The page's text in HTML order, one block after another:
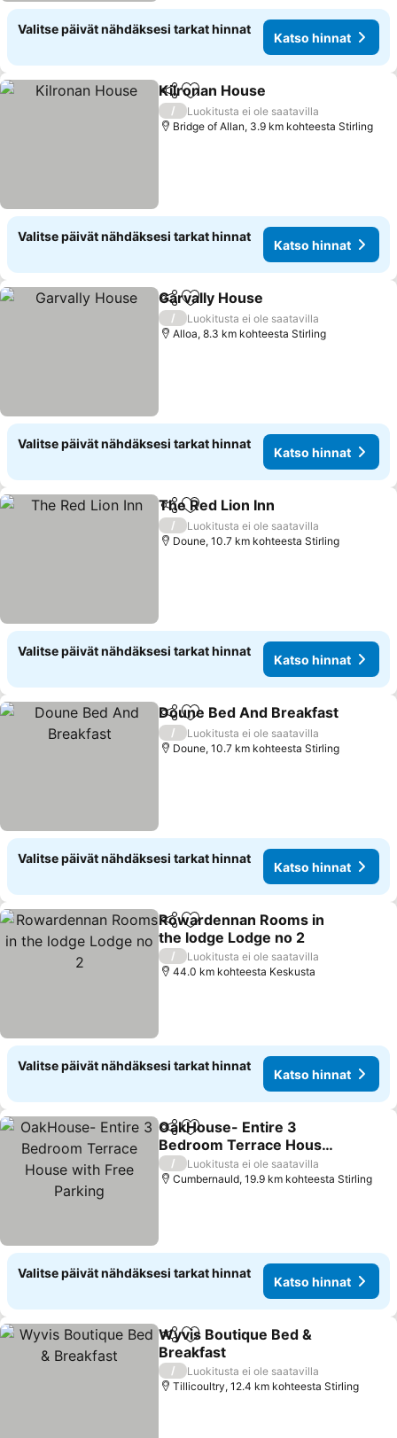
Valitse päivät nähdäksesi tarkat hinnat
Katso hinnat
Jaa Lisää suosikkeihin
Kilronan House
/
Luokitusta ei ole saatavilla
Bridge of Allan, 3.9 km kohteesta Stirling
Valitse päivät nähdäksesi tarkat hinnat
Katso hinnat
Jaa Lisää suosikkeihin
Garvally House
/
Luokitusta ei ole saatavilla
Alloa, 8.3 km kohteesta Stirling
Valitse päivät nähdäksesi tarkat hinnat
Katso hinnat
Jaa Lisää suosikkeihin
The Red Lion Inn
/
Luokitusta ei ole saatavilla
Doune, 10.7 km kohteesta Stirling
Valitse päivät nähdäksesi tarkat hinnat
Katso hinnat
Jaa Lisää suosikkeihin
Doune Bed And Breakfast
/
Luokitusta ei ole saatavilla
Doune, 10.7 km kohteesta Stirling
Valitse päivät nähdäksesi tarkat hinnat
Katso hinnat
Jaa Lisää suosikkeihin
Rowardennan Rooms in
the lodge Lodge no 2
/
Luokitusta ei ole saatavilla
44.0 km kohteesta Keskusta
Valitse päivät nähdäksesi tarkat hinnat
Katso hinnat
Jaa Lisää suosikkeihin
OakHouse- Entire 3
Bedroom Terrace House
with Free Parking
/
Luokitusta ei ole saatavilla
Cumbernauld, 19.9 km kohteesta Stirling
Valitse päivät nähdäksesi tarkat hinnat
Katso hinnat
Jaa Lisää suosikkeihin
Wyvis Boutique Bed &
Breakfast
/
Luokitusta ei ole saatavilla
Tillicoultry, 12.4 km kohteesta Stirling